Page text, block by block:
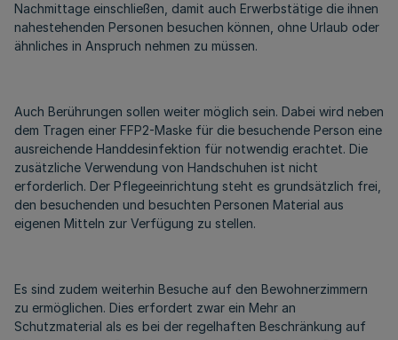
Nachmittage einschließen, damit auch Erwerbstätige die ihnen
nahestehenden Personen besuchen können, ohne Urlaub oder
ähnliches in Anspruch nehmen zu müssen.
Auch Berührungen sollen weiter möglich sein. Dabei wird neben
dem Tragen einer FFP2-Maske für die besuchende Person eine
ausreichende Handdesinfektion für notwendig erachtet. Die
zusätzliche Verwendung von Handschuhen ist nicht
erforderlich. Der Pflegeeinrichtung steht es grundsätzlich frei,
den besuchenden und besuchten Personen Material aus
eigenen Mitteln zur Verfügung zu stellen.
Es sind zudem weiterhin Besuche auf den Bewohnerzimmern
zu ermöglichen. Dies erfordert zwar ein Mehr an
Schutzmaterial als es bei der regelhaften Beschränkung auf